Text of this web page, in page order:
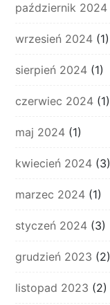
październik 2024
wrzesień 2024 (1)
sierpień 2024 (1)
czerwiec 2024 (1)
maj 2024 (1)
kwiecień 2024 (3)
marzec 2024 (1)
styczeń 2024 (3)
grudzień 2023 (2)
listopad 2023 (2)